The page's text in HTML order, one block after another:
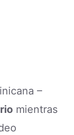
–
mientras